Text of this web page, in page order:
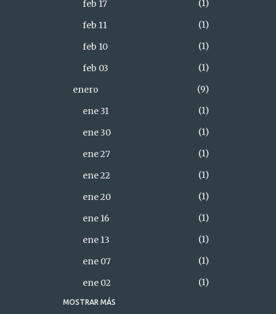
feb 17
1
feb 11
1
feb 10
1
feb 03
1
enero
9
ene 31
1
ene 30
1
ene 27
1
ene 22
1
ene 20
1
ene 16
1
ene 13
1
ene 07
1
ene 02
1
2021
MOSTRAR MÁS